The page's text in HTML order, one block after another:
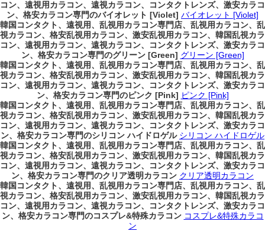
コン、遠視用カラコン、遠視カラコン、コンタクトレンズ、激安カラコ
ン、格安カラコン専門のバイオレット [Violet] バイオレット [Violet]
韓国コンタクト、遠視用、乱視用カラコン専門店、乱視用カラコン、乱
視カラコン、格安乱視用カラコン、激安乱視用カラコン、韓国乱視カラ
コン、遠視用カラコン、遠視カラコン、コンタクトレンズ、激安カラコ
ン、格安カラコン専門のグリーン [Green] グリーン [Green]
韓国コンタクト、遠視用、乱視用カラコン専門店、乱視用カラコン、乱
視カラコン、格安乱視用カラコン、激安乱視用カラコン、韓国乱視カラ
コン、遠視用カラコン、遠視カラコン、コンタクトレンズ、激安カラコ
ン、格安カラコン専門のピンク [Pink] ピンク [Pink]
韓国コンタクト、遠視用、乱視用カラコン専門店、乱視用カラコン、乱
視カラコン、格安乱視用カラコン、激安乱視用カラコン、韓国乱視カラ
コン、遠視用カラコン、遠視カラコン、コンタクトレンズ、激安カラコ
ン、格安カラコン専門のシリコン ハイドロゲル シリコン ハイドロゲル
韓国コンタクト、遠視用、乱視用カラコン専門店、乱視用カラコン、乱
視カラコン、格安乱視用カラコン、激安乱視用カラコン、韓国乱視カラ
コン、遠視用カラコン、遠視カラコン、コンタクトレンズ、激安カラコ
ン、格安カラコン専門のクリア透明カラコン クリア透明カラコン
韓国コンタクト、遠視用、乱視用カラコン専門店、乱視用カラコン、乱
視カラコン、格安乱視用カラコン、激安乱視用カラコン、韓国乱視カラ
コン、遠視用カラコン、遠視カラコン、コンタクトレンズ、激安カラコ
ン、格安カラコン専門のコスプレ&特殊カラコン コスプレ&特殊カラコ
ン